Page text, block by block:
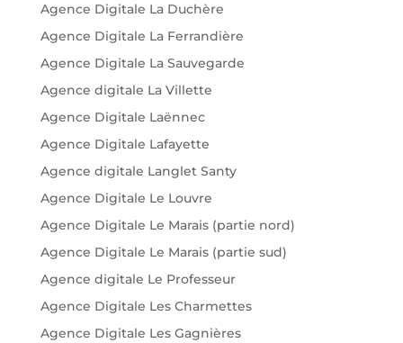
Agence Digitale La Duchère
Agence Digitale La Ferrandière
Agence Digitale La Sauvegarde
Agence digitale La Villette
Agence Digitale Laënnec
Agence Digitale Lafayette
Agence digitale Langlet Santy
Agence Digitale Le Louvre
Agence Digitale Le Marais (partie nord)
Agence Digitale Le Marais (partie sud)
Agence digitale Le Professeur
Agence Digitale Les Charmettes
Agence Digitale Les Gagnières